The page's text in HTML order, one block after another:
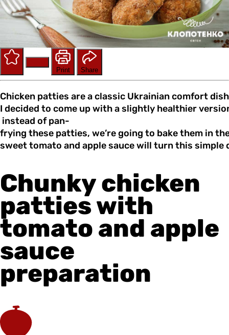
Print
Share
Chicken patties are a classic Ukrainian comfort
I decided to come up with a slightly healthier
instead of pan-
frying these patties, we’re going to bake them in
sweet tomato and apple sauce will turn this simple
Chunky chicken
patties with
tomato and apple
sauce
preparation